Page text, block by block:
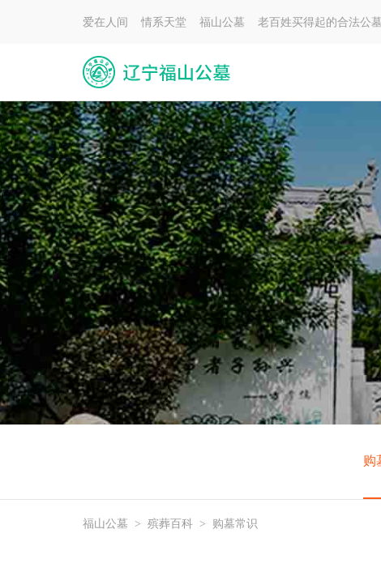
爱在人间 情系天堂 福山公墓 老百姓买得起的合法公墓
购
福山公墓 > 殡葬百科 > 购墓常识